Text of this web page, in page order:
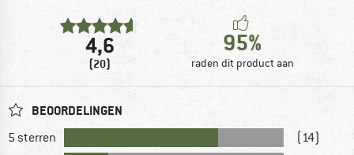
4,6
(20)
95%
raden dit product aan
BEOORDELINGEN
5 sterren
(14)